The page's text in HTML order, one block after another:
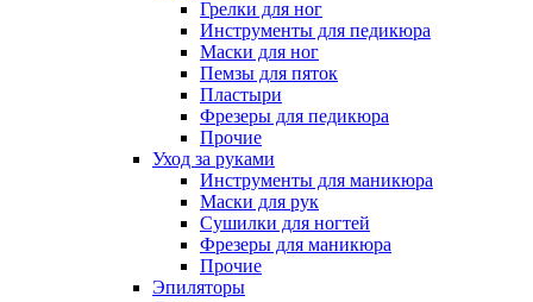
Грелки для ног
Инструменты для педикюра
Маски для ног
Пемзы для пяток
Пластыри
Фрезеры для педикюра
Прочие
Уход за руками
Инструменты для маникюра
Маски для рук
Сушилки для ногтей
Фрезеры для маникюра
Прочие
Эпиляторы